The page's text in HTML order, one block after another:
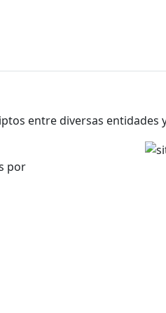
entre diversas entidades
por